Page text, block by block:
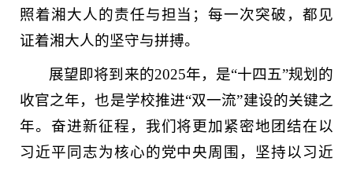
照着湘大人的责任与担当；每一次突破，都见
证着湘大人的坚守与拼搏。
展望即将到来的2025年，是“十四五”规划的
收官之年，也是学校推进“双一流”建设的关键之
年。奋进新征程，我们将更加紧密地团结在以
习近平同志为核心的党中央周围，坚持以习近